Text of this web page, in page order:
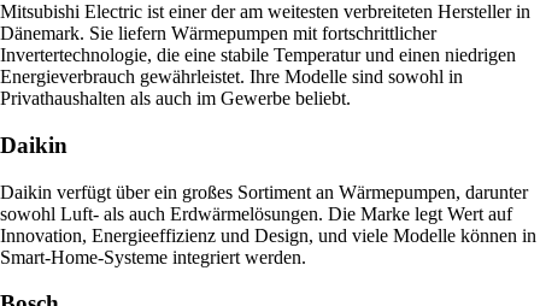
Mitsubishi Electric ist einer der am weitesten verbreiteten Hersteller in
Dänemark. Sie liefern Wärmepumpen mit fortschrittlicher
Invertertechnologie, die eine stabile Temperatur und einen niedrigen
Energieverbrauch gewährleistet. Ihre Modelle sind sowohl in
Privathaushalten als auch im Gewerbe beliebt.
Daikin
Daikin verfügt über ein großes Sortiment an Wärmepumpen, darunter
sowohl Luft- als auch Erdwärmelösungen. Die Marke legt Wert auf
Innovation, Energieeffizienz und Design, und viele Modelle können in
Smart-Home-Systeme integriert werden.